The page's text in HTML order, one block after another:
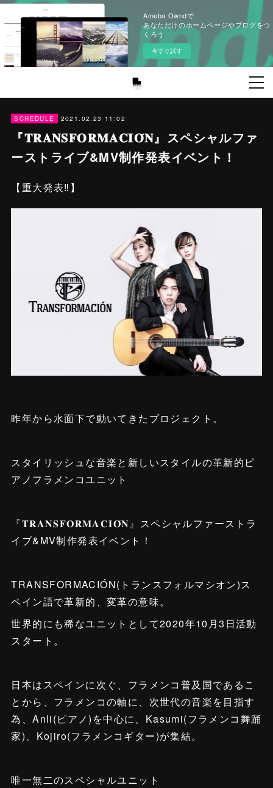
Ameba Owndで
あなただけのホームページやブログをつ
くろう
今すぐ試す
SCHEDULE 2021.02.23 11:02
『𝐓𝐑𝐀𝐍𝐒𝐅𝐎𝐑𝐌𝐀𝐂𝐈𝐎́𝐍』スペシャルファ
ーストライブ&MV制作発表イベント！
【重大発表‼️】
昨年から水面下で動いてきたプロジェクト。
スタイリッシュな音楽と新しいスタイルの革新的ピ
アノフラメンコユニット
『𝐓𝐑𝐀𝐍𝐒𝐅𝐎𝐑𝐌𝐀𝐂𝐈𝐎́𝐍』スペシャルファーストラ
イブ&MV制作発表イベント！
TRANSFORMACIÓN(トランスフォルマシオン)ス
ペイン語で革新的、変革の意味。
世界的にも稀なユニットとして2020年10月3日活動
スタート。
日本はスペインに次ぐ、フラメンコ普及国であるこ
とから、フラメンコの軸に、次世代の音楽を目指す
為、Anli(ピアノ)を中心に、Kasumi(フラメンコ舞踊
家)、Kojiro(フラメンコギター)が集結。
唯一無二のスペシャルユニット